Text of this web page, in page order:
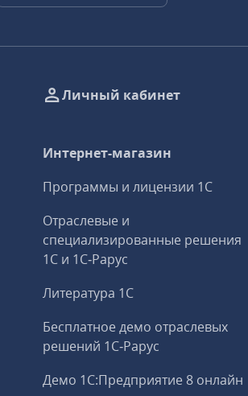
Личный кабинет
Интернет-магазин
Программы и лицензии 1С
Отраслевые и
специализированные решения
1С и 1С‑Рарус
Литература 1С
Бесплатное демо отраслевых
решений 1С‑Рарус
Демо 1С:Предприятие 8 онлайн